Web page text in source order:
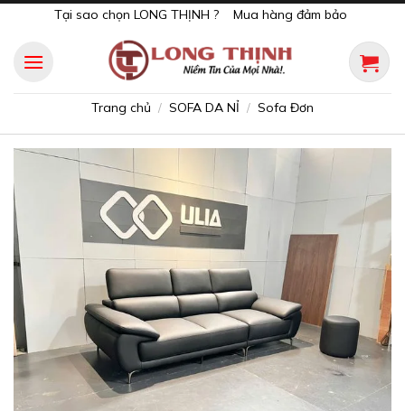
content
Tại sao chọn LONG THỊNH ? Mua hàng đảm bảo
Trang chủ / SOFA DA NỈ / Sofa Đơn